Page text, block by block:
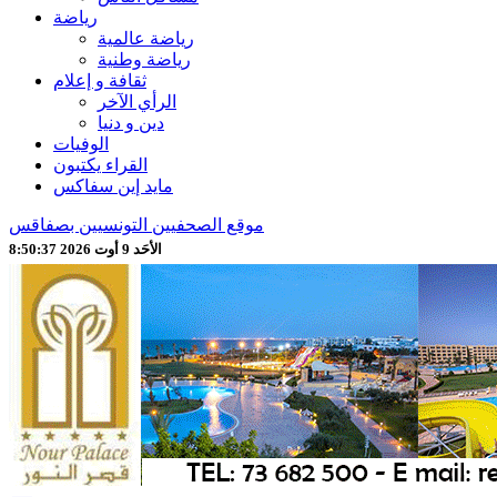
رياضة
رياضة عالمية
رياضة وطنية
ثقافة و إعلام
الرأي الآخر
دين و دنيا
الوفيات
القراء يكتبون
مايد إين سفاكس
موقع الصحفيين التونسيين بصفاقس
الأحَد 9 أوت 2026 8:50:39